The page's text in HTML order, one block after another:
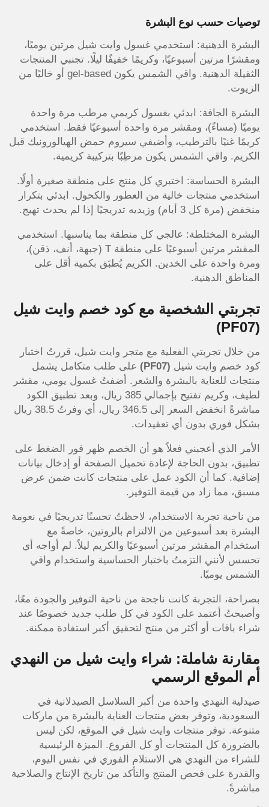
توصيات حسب نوع البشرة
البشرة الدهنية: استخدمي غسول وايت شيل مرتين يوميًا،
ومقشرًا مرتين أسبوعيًا، وكريمًا خفيفًا ليلًا. تجنبي المنتجات
الثقيلة الدهنية. واقي الشمس يكون gel-based أو خاليًا من
الزيوت.
البشرة الجافة: ابدئي بغسول كريمي مرطب مرة واحدة
يوميًا (مساءً)، ومقشر مرة واحدة أسبوعيًا فقط. استخدمي
كريمًا غنيًا بالترطيب، وأضيفي سيروم حمض الهيالورونيك قبل
الكريم. واقي الشمس يكون مرطِبًا بتركيبة كريمية.
البشرة الحساسة: اختبري كل منتج على منطقة صغيرة أولًا.
استخدمي منتجات خالية من العطور والكحول. ابدئي بتكرار
منخفض (مرة كل 3 أيام) وزيديه تدريجيًا إذا لم يحدث تهيج.
البشرة المختلطة: عالجي كل منطقة بما يناسبها. استخدمي
المقشر مرتين أسبوعيًا على منطقة T (جبهة، أنف، ذقن)،
ومرة واحدة على الخدين. الكريم يُطبَق بكمية أقل على
المناطق الدهنية.
تجربتي الشخصية مع كود خصم وايت شيل
(PF07)
من خلال تجربتي الفعلية مع متجر وايت شيل، قررتُ اختبار
كود خصم وايت شيل (PF07)
على طلب متكامل يشمل
منتجات للعناية بالبشرة والشعر. أضفتُ غسول يومي، مقشر
لطيف، وكريم تفتيح بإجمالي 385 ريال، وبعد تطبيق الكود
مباشرةً انخفض السعر إلى 346.5 ريال، أي وفرتُ 38.5 ريال
بشكل فوري بدون أي تعقيدات.
الأمر الذي أعجبني فعلاً هو أن الخصم ظهر فور الضغط على
تطبيق، بدون الحاجة لإعادة تحميل الصفحة أو إدخال بيانات
إضافية. كما أن الكود عمل على منتجات كانت ضمن عرض
مسبق، مما زاد من قيمة التوفير.
من ناحية تجربة الاستخدام، لاحظتُ تحسنًا تدريجيًا في نعومة
البشرة بعد أسبوعين من الالتزام بالروتين، خاصةً مع
استخدام المقشر مرتين أسبوعيًا والكريم ليلاً. لم أواجه أي
تحسس لأنني التزمتُ باختبار الحساسية واستخدام واقي
الشمس يوميًا.
بصراحة، التجربة كانت ناجحة من ناحية التوفير والجودة معًا،
وأصبحتُ أعتمد على الكود في كل طلب جديد خصوصًا عند
شراء باقات أو أكثر من منتج لتحقيق أكبر استفادة ممكنة.
مقارنة شاملة: شراء وايت شيل من النهدي
أم الموقع الرسمي
صيدلية النهدي واحدة من أكبر السلاسل الصيدلانية في
السعودية، وتوفر بعض منتجات العناية بالبشرة من ماركات
متنوعة. توفر منتجات وايت شيل في الموقع، لكن ليس
بالضرورة كل المنتجات أو كل الفروع. الميزة الرئيسية
للشراء من النهدي هي الاستلام الفوري في نفس اليوم،
والقدرة على فحص المنتج والتأكد من تاريخ الإنتاج والصلاحية
مباشرةً.